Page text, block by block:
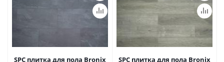
SPC плитка для пола Bronix
SPC плитка для пола Bronix